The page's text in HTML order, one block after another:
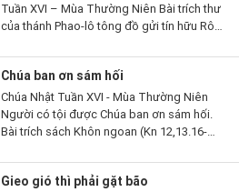
Tuần XVI – Mùa Thường Niên Bài trích thư
của thánh Phao-lô tông đồ gửi tín hữu Rô-
Thần Khí giúp đỡ chúng ta là...
Chúa ban ơn sám hối
Chúa Nhật Tuần XVI - Mùa Thường Niên
Người có tội được Chúa ban ơn sám hối.
Bài trích sách Khôn ngoan (Kn 12,13.16-
chẳng còn thần nào khác để Ngài phải
chứng tỏ...
Gieo gió thì phải gặt bão